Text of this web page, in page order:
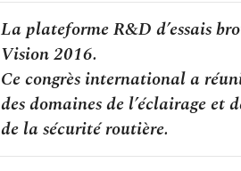
La plateforme R&D d’essais
Vision 2016.
Ce congrès international a
des domaines de l’éclairage et
de la sécurité routière.